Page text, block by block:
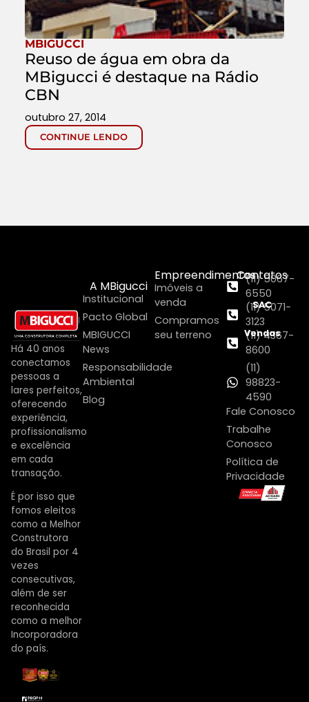
MBIGUCCI
Reuso de água em obra da
MBigucci é destaque na Rádio
CBN
CONTINUE LENDO
outubro 27, 2014
Há 40 anos
conectamos
pessoas a
lares perfeitos,
oferecendo
experiência,
profissionalismo
e excelência
em cada
transação.
É por isso que
fomos eleitos
como a Melhor
Construtora
do Brasil por 4
vezes
consecutivas,
além de ser
reconhecida
como a melhor
Incorporadora
do país.
A MBigucci
Institucional
Pacto Global
MBIGUCCI
News
Responsabilidade
Ambiental
Blog
Empreendimentos
Imóveis a
venda
Compramos
seu terreno
Contatos
(11) 5067-
6550
SAC
(11) 5071-
3123
Vendas
(11) 4367-
8600
(11)
98823-
4590
Fale Conosco
Trabalhe
Conosco
Política de
Privacidade